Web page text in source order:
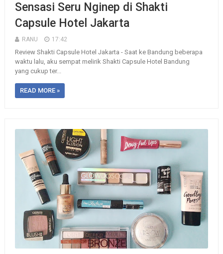
Sensasi Seru Nginep di Shakti
Capsule Hotel Jakarta
RANU 17:42
Review Shakti Capsule Hotel Jakarta - Saat ke Bandung beberapa
waktu lalu, aku sempat melirik Shakti Capsule Hotel Bandung
yang cukup ter...
READ MORE »